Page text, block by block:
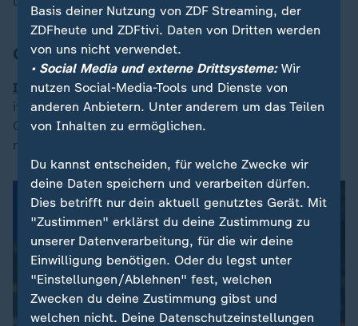
Champions League
Inter Mailand hat es geschafft.Der 20-malige
italienische Meister schaltete im Halbfinale der
Champions League den FC Barcelona aus und spielt
nun am 31. Mai um Europas Krone.
Basis deiner Nutzung von ZDF Streaming, der
ZDFheute und ZDFtivi. Daten von Dritten werden
von uns nicht verwendet.
• Social Media und externe Drittsysteme:Wir
nutzen Social-Media-Tools und Dienste von
anderen Anbietern. Unter anderem um das Teilen
von Inhalten zu ermöglichen.
Du kannst entscheiden, für welche Zwecke wir
deine Daten speichern und verarbeiten dürfen.
Dies betrifft nur dein aktuell genutztes Gerät. Mit
"Zustimmen" erklärst du deine Zustimmung zu
unserer Datenverarbeitung, für die wir deine
Einwilligung benötigen. Oder du legst unter
"Einstellungen/Ablehnen" fest, welchen
Zwecken du deine Zustimmung gibst und
welchen nicht. Deine Datenschutzeinstellungen